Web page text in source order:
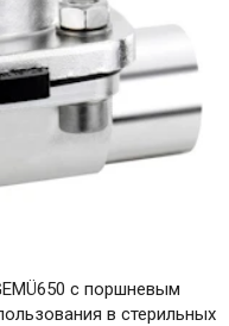
с поршневым
в стерильных